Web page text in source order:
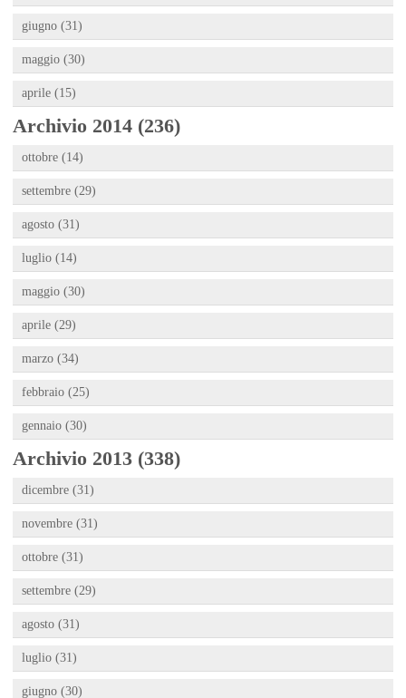
giugno (31)
maggio (30)
aprile (15)
Archivio 2014 (236)
ottobre (14)
settembre (29)
agosto (31)
luglio (14)
maggio (30)
aprile (29)
marzo (34)
febbraio (25)
gennaio (30)
Archivio 2013 (338)
dicembre (31)
novembre (31)
ottobre (31)
settembre (29)
agosto (31)
luglio (31)
giugno (30)